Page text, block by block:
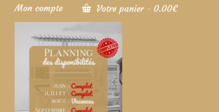
Mon compte Votre panier - 0.00€